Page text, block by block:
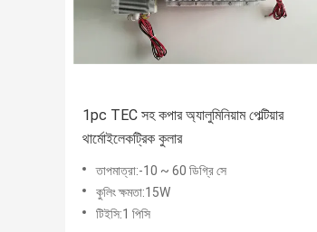
1pc TEC সহ কপার অ্যালুমিনিয়াম পেল্টিয়ার
থার্মোইলেকট্রিক কুলার
তাপমাত্রা:-10 ~ 60 ডিগ্রি সে
কুলিং ক্ষমতা:15W
টিইসি:1 পিসি